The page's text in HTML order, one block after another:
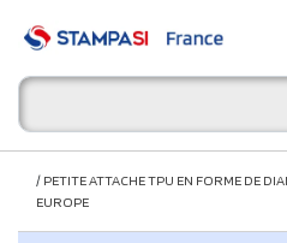
/ PETITE ATTACHE TPU EN FORME DE
EUROPE